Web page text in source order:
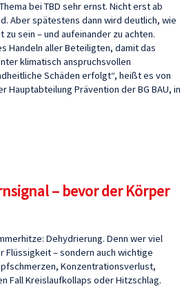
bei TBD sehr ernst. Nicht erst ab
Aber spätestens dann wird deutlich, wie
sein – und aufeinander zu achten.
Handeln aller Beteiligten, damit das
klimatisch anspruchsvollen
Schäden erfolgt“, heißt es von
Hauptabteilung Prävention der BG BAU, in
– bevor der Körper
Dehydrierung. Denn wer viel
– sondern auch wichtige
Konzentrationsverlust,
Fall Kreislaufkollaps oder Hitzschlag.